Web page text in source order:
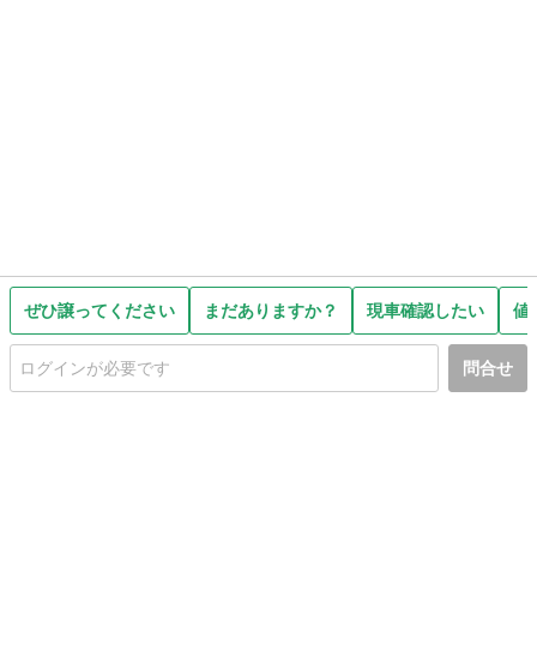
ぜひ譲ってください まだありますか？ 現車確認したい 値
問合せ